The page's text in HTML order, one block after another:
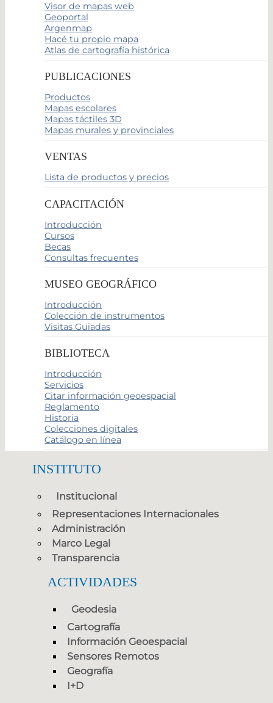
Visor de mapas web
Geoportal
Argenmap
Hacé tu propio mapa
Atlas de cartografía histórica
PUBLICACIONES
Productos
Mapas escolares
Mapas táctiles 3D
Mapas murales y provinciales
VENTAS
Lista de productos y precios
CAPACITACIÓN
Introducción
Cursos
Becas
Consultas frecuentes
MUSEO GEOGRÁFICO
Introducción
Colección de instrumentos
Visitas Guiadas
BIBLIOTECA
Introducción
Servicios
Citar información geoespacial
Reglamento
Historia
Colecciones digitales
Catálogo en línea
INSTITUTO
Institucional
Representaciones Internacionales
Administración
Marco Legal
Transparencia
ACTIVIDADES
Geodesia
Cartografía
Información Geoespacial
Sensores Remotos
Geografía
I+D